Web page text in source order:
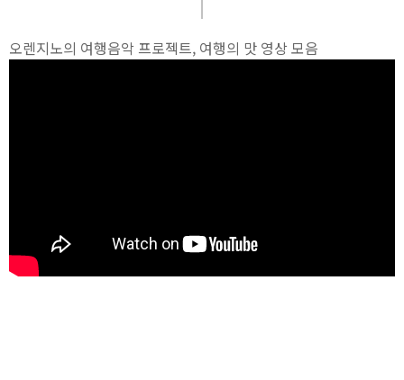
오렌지노의 여행음악 프로젝트, 여행의 맛 영상 모음